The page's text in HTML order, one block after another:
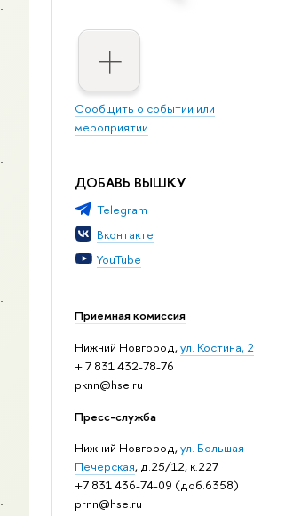
Сообщить о событии или
мероприятии
ДОБАВЬ ВЫШКУ
Telegram
Вконтакте
YouTube
Приемная комиссия
Нижний Новгород,ул. Костина, 2
+ 7 831 432-78-76
pknn@hse.ru
Пресс-служба
Нижний Новгород,ул. Большая
Печерская, д.25/12, к.227
+7 831 436-74-09 (доб.6358)
prnn@hse.ru